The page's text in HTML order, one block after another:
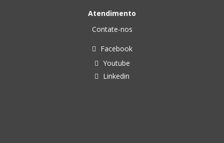
Atendimento
Contate-nos
Facebook
Youtube
Linkedin